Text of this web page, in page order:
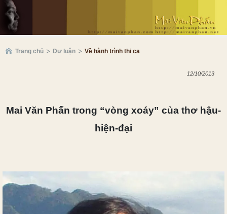
Trang chủ Dư luận Về hành trình thi ca
12/10/2013
Mai Văn Phấn trong “vòng xoáy” của thơ hậu-
hiện-đại